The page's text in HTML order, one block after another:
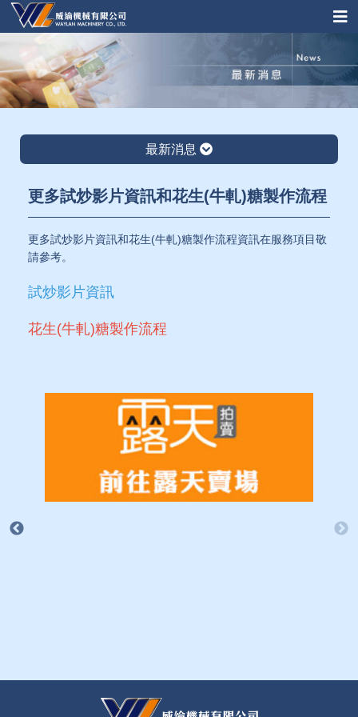
最新消息
更多試炒影片資訊和花生(牛軋)糖製作流程
更多試炒影片資訊和花生(牛軋)糖製作流程資訊在服務項目敬
請參考。
試炒影片資訊
花生(牛軋)糖製作流程